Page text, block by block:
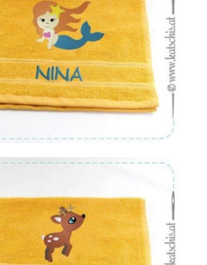
Von: €16.22